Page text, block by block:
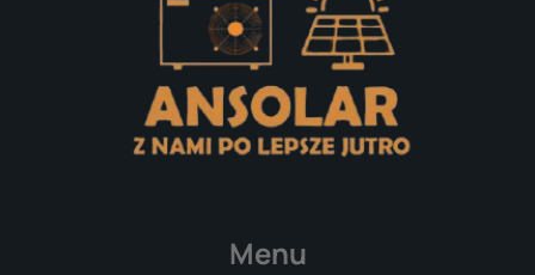
Menu